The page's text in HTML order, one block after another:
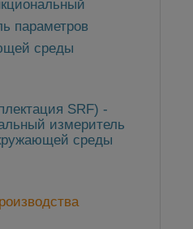
SRF) -
измеритель
среды